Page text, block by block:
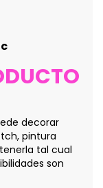
decorar
pintura
tal cual
son